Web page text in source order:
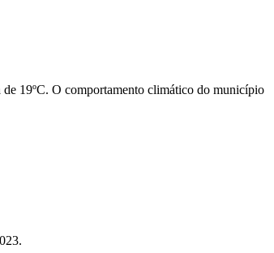
de 19ºC. O comportamento climático do município